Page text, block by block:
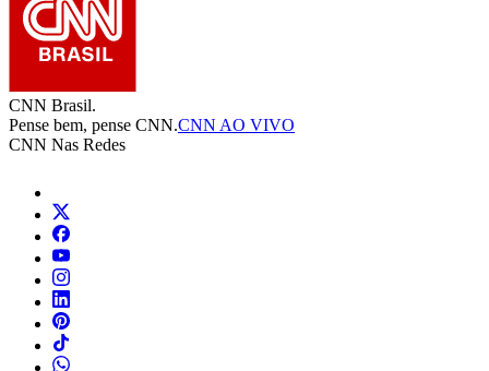
CNN Brasil.
Pense bem, pense CNN.CNN AO VIVO
CNN Nas Redes